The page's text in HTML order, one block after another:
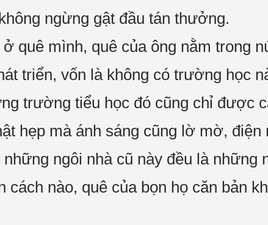
ngừng gật đầu tán thưởng.
quê mình, quê của ông nằm trong
triển, vốn là không có trường học
trường tiểu học đó cũng chỉ được
hẹp mà ánh sáng cũng lờ mờ,
ngôi nhà cũ này đều là những
cách nào, quê của bọn họ căn bản